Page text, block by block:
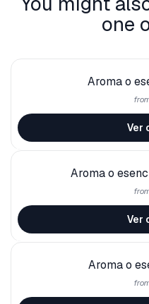
one
Aroma o
Ver
Aroma o
Ver
Aroma o